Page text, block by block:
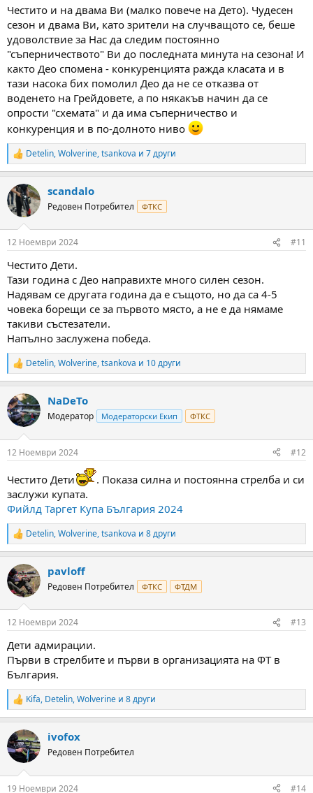
Честито и на двама Ви (малко повече на Дето). Чудесен
сезон и двама Ви, като зрители на случващото се, беше
удоволствие за Нас да следим постоянно
"съперничеството" Ви до последната минута на сезона! И
както Део спомена - конкуренцията ражда класата и в
тази насока бих помолил Део да не се отказва от
воденето на Грейдовете, а по някакъв начин да се
опрости "схемата" и да има съперничество и
конкуренция и в по-долното ниво
R
e
c
t
i
s
Detelin,Wolverine,tsankova и 7 други
scandalo
Редовен Потребител ФТКС
12 Ноември 2024 #11
Честито Дети.
Тази година с Део направихте много силен сезон.
Надявам се другата година да е същото, но да са 4-5
човека борещи се за първото място, а не е да нямаме
такиви състезатели.
Напълно заслужена победа.
R
e
c
t
i
s
Detelin,Wolverine,tsankova и 10 други
NaDeTo
Модератор Модераторски Екип ФТКС
12 Ноември 2024 #12
Честито Дети
. Показа силна и постоянна стрелба и си
заслужи купата.
Фийлд Таргет Купа България 2024
R
e
c
t
i
s
Detelin,Wolverine,tsankova и 8 други
pavloff
Редовен Потребител ФТКС ФТДМ
12 Ноември 2024 #13
Дети адмирации.
Първи в стрелбите и първи в организацията на ФТ в
България.
R
e
c
t
i
Kifa, Detelin,Wolverine и 8 други
ivofox
Редовен Потребител
19 Ноември 2024 #14